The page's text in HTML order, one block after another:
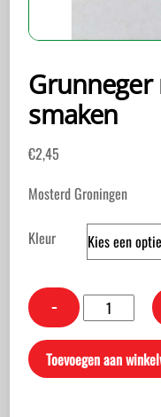
Grunneger
smaken
€2,45
Mosterd Groningen
Kleur
−
Grunneger
mosterd
diverse
smaken
Toevoegen aan